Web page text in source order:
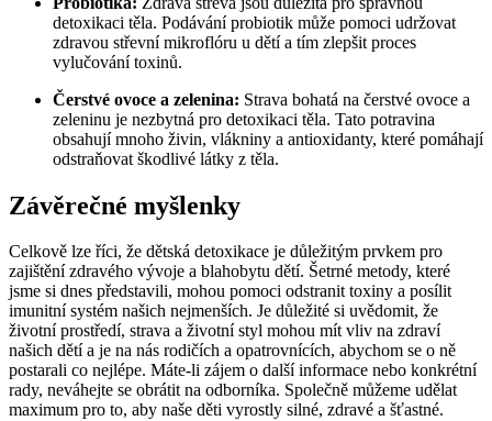
detoxikaci těla. Podávání probiotik může pomoci udržovat
zdravou střevní mikroflóru u dětí a tím zlepšit proces
vylučování toxinů.
Čerstvé ovoce a zelenina: Strava bohatá na čerstvé ovoce a
zeleninu je nezbytná pro detoxikaci těla. Tato potravina
obsahují mnoho živin, vlákniny a antioxidanty, které pomáhají
odstraňovat škodlivé látky z těla.
Závěrečné myšlenky
Celkově lze říci, že dětská detoxikace je důležitým prvkem pro
zajištění zdravého vývoje a blahobytu dětí. Šetrné metody, které
jsme si dnes představili, mohou pomoci odstranit toxiny a posílit
imunitní systém našich nejmenších. Je důležité si uvědomit, že
životní prostředí, strava a životní styl mohou mít vliv na zdraví
našich dětí a je na nás rodičích a opatrovnících, abychom se o ně
postarali co nejlépe. Máte-li zájem o další informace nebo konkrétní
rady, neváhejte se obrátit na odborníka. Společně můžeme udělat
maximum pro to, aby naše děti vyrostly silné, zdravé a šťastné.